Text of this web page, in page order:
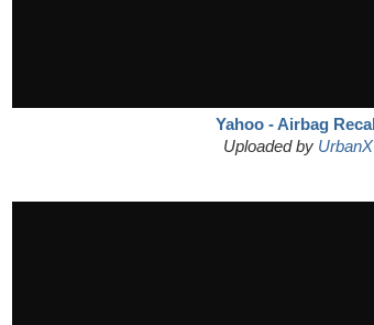
Yahoo - Airbag Recall
Uploaded by UrbanX